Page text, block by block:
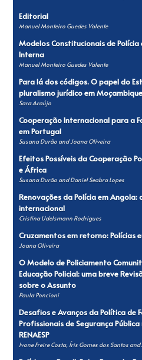
Editorial
Manuel Monteiro Guedes Valente
Modelos Constitucionais de
Interna
Manuel Monteiro Guedes Valente
Para lá dos códigos. O papel do
pluralismo jurídico em Moçambique
Sara Araújo
Cooperação Internacional para a
em Portugal
Susana Durão and Joana Oliveira
Efeitos Possíveis da Cooperação
e África
Susana Durão and Daniel Seabra Lopes
Renovações da Polícia em
internacional
Cristina Udelsmann Rodrigues
Cruzamentos em retorno: Polícias
Joana Oliveira
O Modelo de Policiamento
Educação Policial: uma breve
sobre o Assunto
Paula Poncioni
Desafios e Avanços da Política de
Profissionais de Segurança
RENAESP
Ivone Freire Costa, Íris Gomes dos Santos